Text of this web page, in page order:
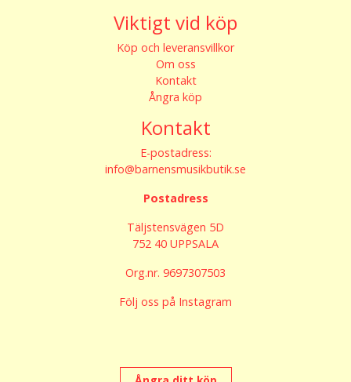
Viktigt vid köp
Köp och leveransvillkor
Om oss
Kontakt
Ångra köp
Kontakt
E-postadress:
info@barnensmusikbutik.se
Postadress
Täljstensvägen 5D
752 40 UPPSALA
Org.nr. 9697307503
Följ oss på Instagram